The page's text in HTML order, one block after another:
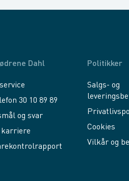
Dahl
30 10 89 89
og svar
karriere
Politikker
Salgs- og
Cookies
Vilkår og